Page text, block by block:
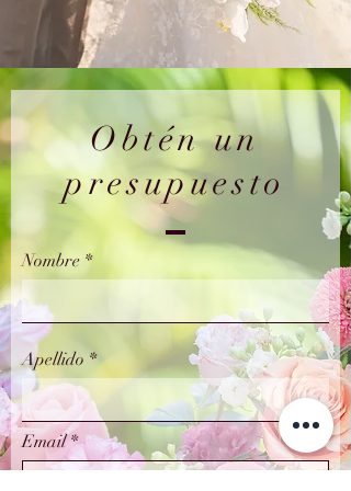
Obtén un
presupuesto
Nombre
Apellido
Email